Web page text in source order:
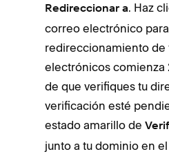
Redireccionar a. Haz
correo electrónico
redireccionamiento de
electrónicos comienza
de que verifiques tu
verificación esté
estado amarillo de
junto a tu dominio en